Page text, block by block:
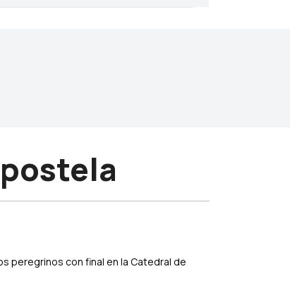
peregrinos con final en la Catedral de